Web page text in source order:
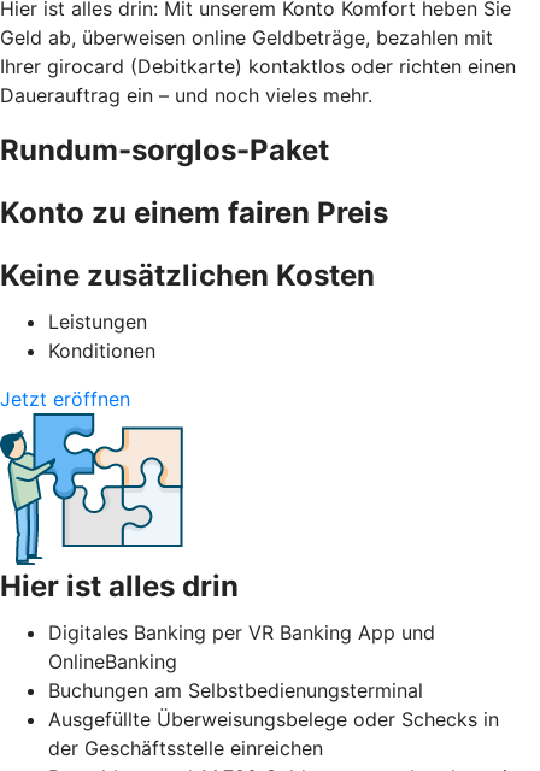
Hier ist alles drin: Mit unserem Konto Komfort heben Sie
Geld ab, überweisen online Geldbeträge, bezahlen mit
Ihrer girocard (Debitkarte) kontaktlos oder richten einen
Dauerauftrag ein – und noch vieles mehr.
Rundum-sorglos-Paket
Konto zu einem fairen Preis
Keine zusätzlichen Kosten
Leistungen
Konditionen
Jetzt eröffnen
Hier ist alles drin
Digitales Banking per VR Banking App und
OnlineBanking
Buchungen am Selbstbedienungsterminal
Ausgefüllte Überweisungsbelege oder Schecks in
der Geschäftsstelle einreichen